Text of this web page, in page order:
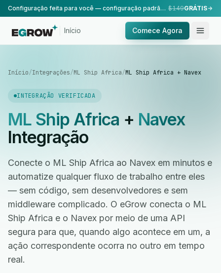
Configuração feita para você — configuração padrão, realizada pela nossa equipe. $149GRÁTIS
Início Comece Agora
Início/Integrações/ML Ship Africa/ML Ship Africa + Navex
INTEGRAÇÃO VERIFICADA
ML Ship Africa + Navex
Integração
Conecte o ML Ship Africa ao Navex em minutos e
automatize qualquer fluxo de trabalho entre eles
— sem código, sem desenvolvedores e sem
middleware complicado. O eGrow conecta o ML
Ship Africa e o Navex por meio de uma API
segura para que, quando algo acontece em um, a
ação correspondente ocorra no outro em tempo
real.